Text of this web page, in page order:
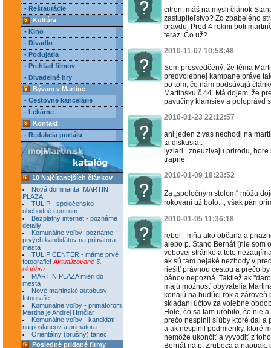
- Reštaurácie
Kultúra
- Kino
- Divadlo
- Podujatia
- Prehľad filmov
- Divadelné hry
Bývam v Martine
- Cestovné kancelárie
- Lekárne
Kontakt
- Redakcia portálu
10 Najčítanejších článkov
Nová dominanta: MARTIN
PLAZA
TULIP - spoločensko-
obchodné centrum
Bezplatný internet - poznáme
detaily
Komunálne voľby: poznáme
prvých kandidátov na primátora
mesta
TULIP CENTER - máme prvé
fotografie! Aktualizované 5.
októbra
MARTIN PLAZA mieri do
mesta
Nové martinské autobusy -
fotografie
Komunálne voľby - primátorom
Martina je Andrej Hrnčiar
Komunálne voľby - kandidáti
na poslancov a primátora
Orientálny (brušný) tanec
Posledné pridané firmy
citron, máš na mysli článok
zastupiteľstvo? Zo zbabelého
pravdu. Pred 4 rokmi boli
teraz: Čo už?
2010-11-07 10:58:48
Som presvedčený, že téma
predvolebnej kampane práve
po tom, čo nám podsúvajú
Martinsku č.44. Má dojem, že
pavučiny klamsiev a poloprávd
2010-01-23 22:12:57
ani jeden z vas nechodi na
ta diskusia..
lyziari.. zneuzivaju prirodu,
trapne.
2010-01-09 18:23:52
Za „spoločným stolom“ môžu
rokovaní už bolo..., však pán
2010-01-05 11:36:18
rebel - mňa ako občana a
alebo p. Stano Bernát (nie som
vebovej stránke a toto
ak sú tam nejaké nezhody v
riešiť právnou cestou a prečo
pánov nepozná. Taktiež ak
majú možnosť obyvatelia
konajú na budúci rok a
skladaní účtov za volebné
Hole, čo sa tam urobilo, čo nie
prečo nesplnil sľúby ktoré dal a
a ak nesplnil podmienky, ktoré
nemôže ukončiť a vyvodiť z
Bernát na p. Zrubeca a